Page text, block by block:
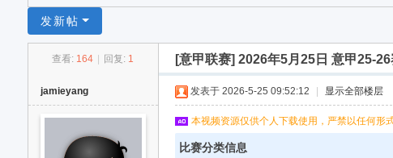
球
发新帖
查看: 164 回复: 1 [意甲联赛] 2026年5月25日 意甲25-
jamieyang 发表于 2026-5-25 09:52:12 显示全部楼层
本视频资源仅供个人下载使用，严禁以任何形
比赛分类信息